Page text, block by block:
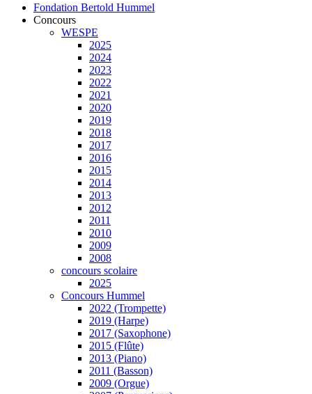
Fondation Bertold Hummel
Concours
WESPE
2025
2024
2023
2022
2021
2020
2019
2018
2017
2016
2015
2014
2013
2012
2011
2010
2009
2008
concours scolaire
2025
Concours Hummel
2022 (Trompette)
2019 (Harpe)
2017 (Saxophone)
2015 (Flûte)
2013 (Piano)
2011 (Basson)
2009 (Orgue)